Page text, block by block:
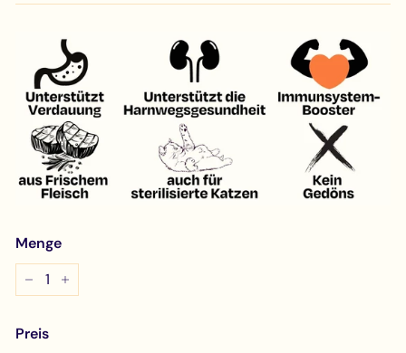
Menge
Preis